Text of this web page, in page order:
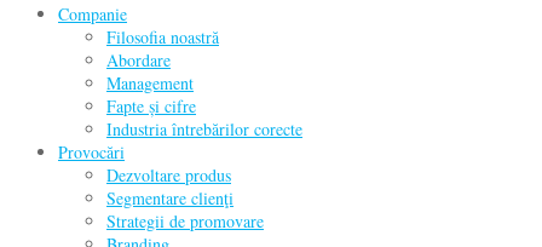
Companie
Filosofia noastră
Abordare
Management
Fapte și cifre
Industria întrebărilor corecte
Provocări
Dezvoltare produs
Segmentare clienţi
Strategii de promovare